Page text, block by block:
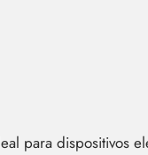
para dispositivos